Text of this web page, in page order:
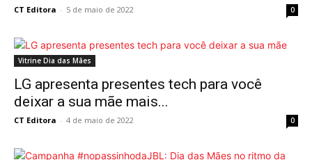
CT Editora - 5 de maio de 2022 0
Vitrine Dia das Mães
LG apresenta presentes tech para você
deixar a sua mãe mais...
CT Editora - 4 de maio de 2022 0